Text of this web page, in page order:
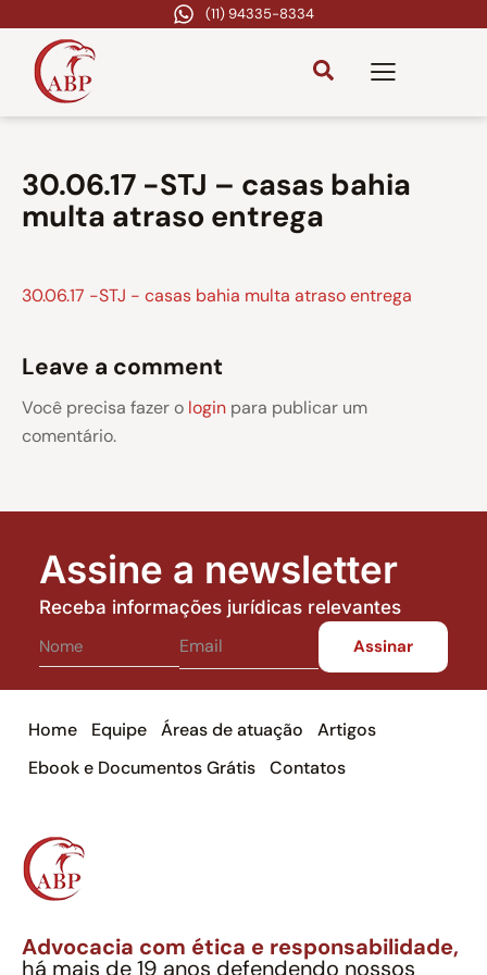
(11) 94335-8334
30.06.17 -STJ – casas bahia
multa atraso entrega
30.06.17 -STJ - casas bahia multa atraso entrega
Leave a comment
Você precisa fazer o login para publicar um
comentário.
Assine a newsletter
Receba informações jurídicas relevantes
Home Equipe Áreas de atuação
Artigos
Ebook e Documentos Grátis
Contatos
Advocacia com ética e responsabilidade,
há mais de 19 anos defendendo nossos